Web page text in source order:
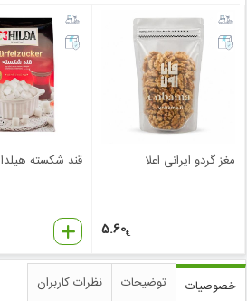
مغز گردو ایرانی اعلا
5.60€
قند شکسته هیلدا
خصوصیات توضیحات نظرات کاربران